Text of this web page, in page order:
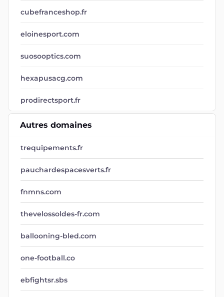
cubefranceshop.fr
eloinesport.com
suosooptics.com
hexapusacg.com
prodirectsport.fr
Autres domaines
trequipements.fr
pauchardespacesverts.fr
fnmns.com
thevelossoldes-fr.com
ballooning-bled.com
one-football.co
ebfightsr.sbs